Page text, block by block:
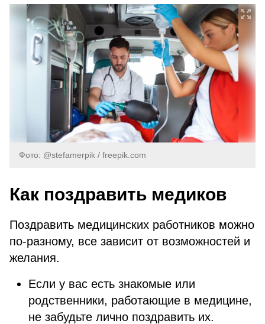
Фото: @stefamerpik / freepik.com
Как поздравить медиков
Поздравить медицинских работников можно
по-разному, все зависит от возможностей и
желания.
Если у вас есть знакомые или
родственники, работающие в медицине,
не забудьте лично поздравить их.